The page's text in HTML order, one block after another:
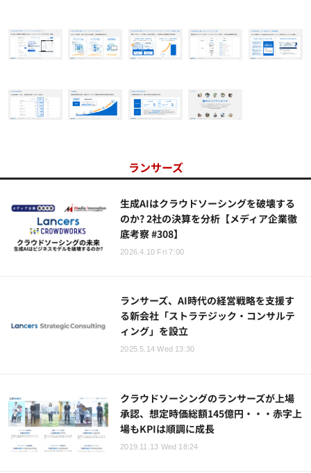
ランサーズ
生成AIはクラウドソーシングを破壊する
のか? 2社の決算を分析【メディア企業徹
底考察 #308】
2026.4.10 Fri 7:00
ランサーズ、AI時代の経営戦略を支援す
る新会社「ストラテジック・コンサルテ
ィング」を設立
2025.5.14 Wed 13:30
クラウドソーシングのランサーズが上場
承認、想定時価総額145億円・・・赤字上
場もKPIは順調に成長
2019.11.13 Wed 18:24